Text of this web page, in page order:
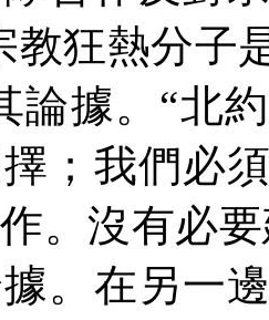
教狂熱分子
論據。“北
；我們必
。沒有必
。在另一